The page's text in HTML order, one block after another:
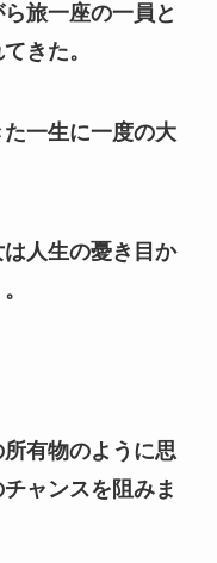
旅一座の一員と
きた。
一生に一度の大
人生の憂き目か
有物のように思
ャンスを阻みま